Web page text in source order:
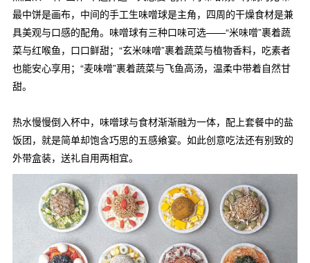
最中饼是画布，中间的手工生味噌球是主角，四周的干燥食材是兼
具美观与口感的配角。味噌球有三种口味可选——“米味噌”裹着蔬
菜与红喉鱼，口口鲜甜；“玄米味噌”裹着蔬菜与植物香料，吃素者
也能安心享用；“麦味噌”裹着蔬菜与飞鱼高汤，温柔中带着自然甘
甜。
热水慢慢倒入杯中，味噌球与食材渐渐融为一体，配上套餐中的盐
饭团，就是简单却饱含巧思的五感飨宴。如此创意吃法还有别致的
外带盒装，送礼自用两相宜。